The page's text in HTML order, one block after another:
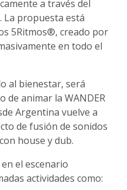
a través del
La propuesta está
5Ritmos®️, creado por
en todo el
al bienestar, será
de animar la WANDER
Argentina vuelve a
de fusión de sonidos
house y dub.
el escenario
actividades como: